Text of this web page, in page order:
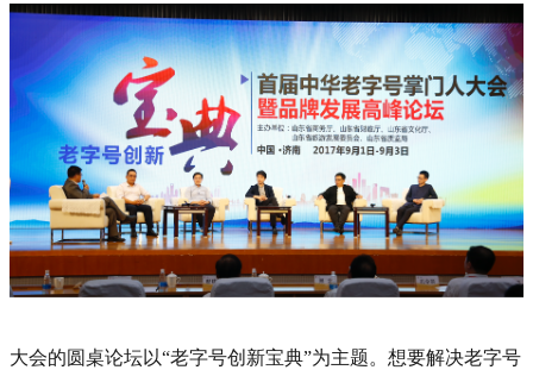
大会的圆桌论坛以“老字号创新宝典”为主题。想要解决老字号